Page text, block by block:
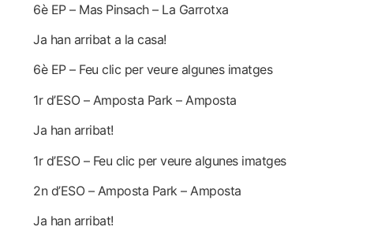
6è EP – Mas Pinsach – La Garrotxa
Ja han arribat a la casa!
6è EP – Feu clic per veure algunes imatges
1r d’ESO – Amposta Park – Amposta
Ja han arribat!
1r d’ESO – Feu clic per veure algunes imatges
2n d’ESO – Amposta Park – Amposta
Ja han arribat!